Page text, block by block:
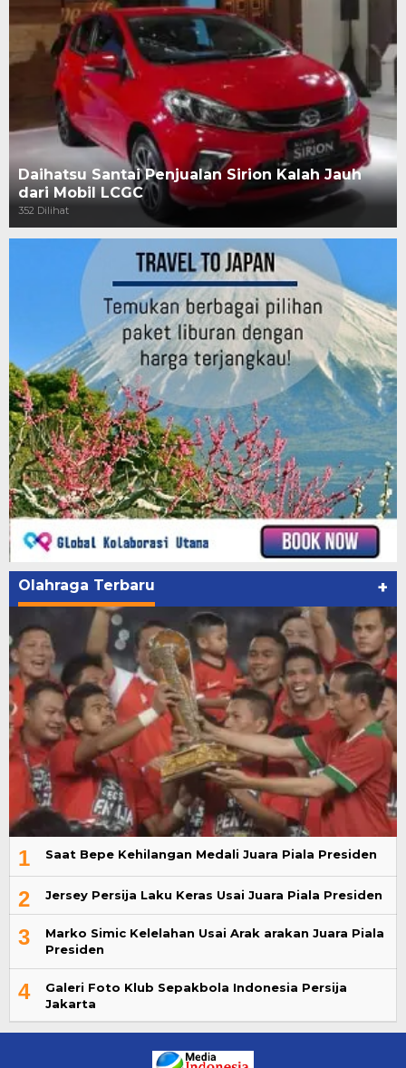
Daihatsu Santai Penjualan Sirion Kalah Jauh
dari Mobil LCGC
352 Dilihat
Olahraga Terbaru +
1 Saat Bepe Kehilangan Medali Juara Piala Presiden
2 Jersey Persija Laku Keras Usai Juara Piala Presiden
3
Marko Simic Kelelahan Usai Arak arakan Juara Piala
Presiden
4
Galeri Foto Klub Sepakbola Indonesia Persija
Jakarta